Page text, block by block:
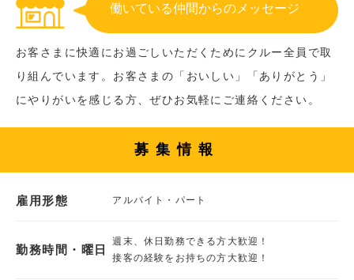
働いている仲間からのメッセージ
お客さまに快適にお過ごしいただくためにクルー全員で取
り組んでいます。お客さまの「おいしい」「ありがとう」
にやりがいを感じる方、ぜひお気軽にご連絡ください。
募集情報
雇用形態 アルバイト・パート
勤務時間・曜日
週末、休日勤務できる方大歓迎！
接客の経験をお持ちの方大歓迎！